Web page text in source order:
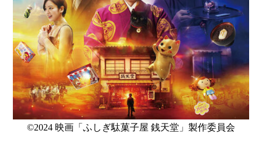
©2024 映画「ふしぎ駄菓子屋 銭天堂」製作委員会